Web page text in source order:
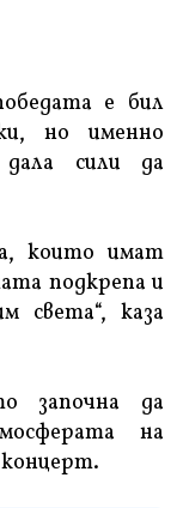
е бил
но именно
сили да
които имат
подкрепа и
света“, каза
започна да
на